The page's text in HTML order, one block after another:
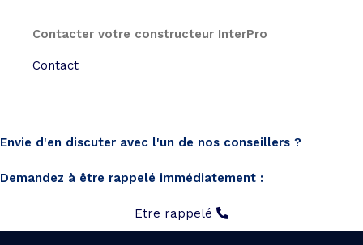
Contacter votre constructeur InterPro
Contact
Envie d'en discuter avec l'un de nos conseillers ?
Demandez à être rappelé immédiatement :
Etre rappelé